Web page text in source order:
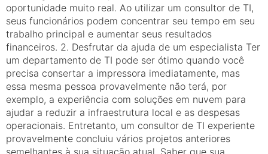
oportunidade muito real. Ao utilizar um consultor de TI,
seus funcionários podem concentrar seu tempo em seu
trabalho principal e aumentar seus resultados
financeiros. 2. Desfrutar da ajuda de um especialista Ter
um departamento de TI pode ser ótimo quando você
precisa consertar a impressora imediatamente, mas
essa mesma pessoa provavelmente não terá, por
exemplo, a experiência com soluções em nuvem para
ajudar a reduzir a infraestrutura local e as despesas
operacionais. Entretanto, um consultor de TI experiente
provavelmente concluiu vários projetos anteriores